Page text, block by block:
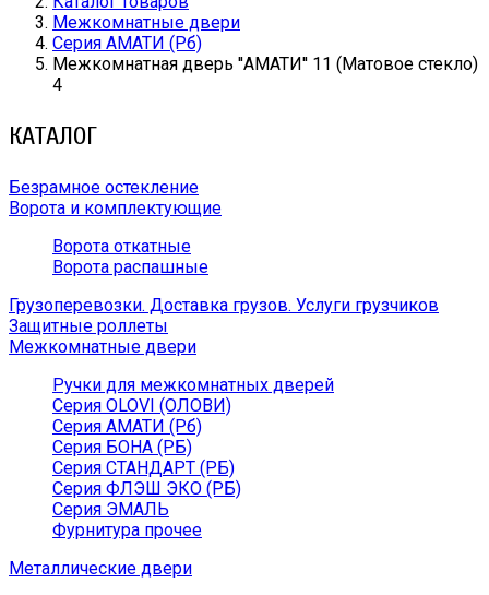
Межкомнатные двери
Серия АМАТИ (Рб)
Межкомнатная дверь ''АМАТИ'' 11 (Матовое стекло)
4
КАТАЛОГ
Безрамное остекление
Ворота и комплектующие
Ворота откатные
Ворота распашные
Грузоперевозки. Доставка грузов. Услуги грузчиков
Защитные роллеты
Межкомнатные двери
Ручки для межкомнатных дверей
Серия OLOVI (ОЛОВИ)
Серия АМАТИ (Рб)
Серия БОНА (РБ)
Серия СТАНДАРТ (РБ)
Серия ФЛЭШ ЭКО (РБ)
Серия ЭМАЛЬ
Фурнитура прочее
Металлические двери